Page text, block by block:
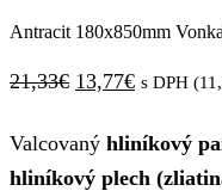
Antracit 180x850mm
21,33€ 13,77€ s DPH (
Valcovaný hliníkový
hliníkový plech